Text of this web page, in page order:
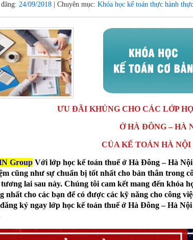
24/09/2018 | Chuyên mục: Khóa học kế toán thực hành
ƯU ĐÃI KHỦNG CHO CÁC LỚP
Ở HÀ ĐÔNG – HÀ
CỦA KẾ TOÁN HÀ NỘI
Group Với lớp học kế toán thuế ở Hà Đông – Hà
cũng như sự chuẩn bị tốt nhất cho bản thân trong
lai sau này. Chúng tôi cam kết mang đến khóa
nhất cho các bạn để có được các kỹ năng cho công
ký ngay lớp học kế toán thuế ở Hà Đông – Hà